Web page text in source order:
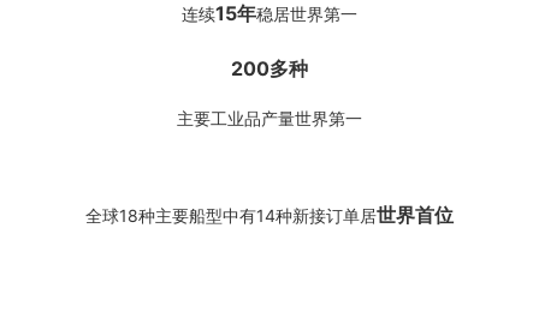
连续15年稳居世界第一
200多种
主要工业品产量世界第一
全球18种主要船型中有14种新接订单居世界首位